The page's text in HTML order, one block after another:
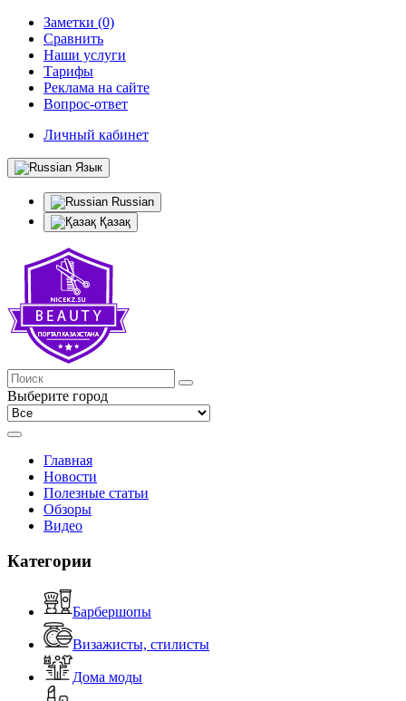
Заметки (0)
Сравнить
Наши услуги
Тарифы
Реклама на сайте
Вопрос-ответ
Личный кабинет
Язык
Russian
Қазақ
Выберите город
Главная
Новости
Полезные статьи
Обзоры
Видео
Категории
Барбершопы
Визажисты, стилисты
Дома моды